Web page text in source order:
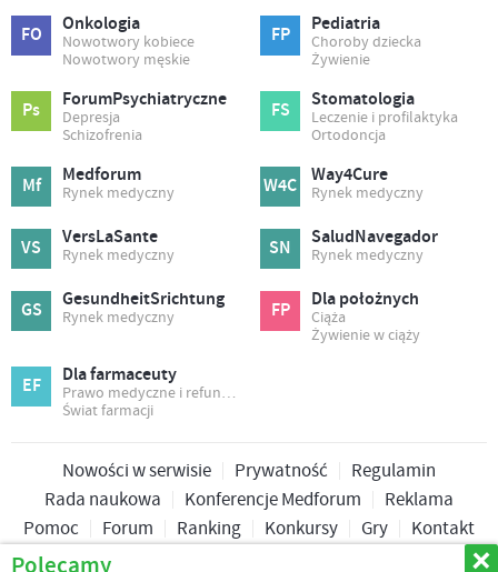
FO Onkologia
Nowotwory kobiece
Nowotwory męskie
FP Pediatria
Choroby dziecka
Żywienie
Ps ForumPsychiatryczne
Depresja
Schizofrenia
FS Stomatologia
Leczenie i profilaktyka
Ortodoncja
Mf Medforum
Rynek medyczny W4C Way4Cure
Rynek medyczny
VS VersLaSante
Rynek medyczny SN SaludNavegador
Rynek medyczny
GS GesundheitSrichtung
Rynek medyczny FP Dla położnych
Ciąża
Żywienie w ciąży
EF Dla farmaceuty
Prawo medyczne i refundacja
Świat farmacji
Nowości w serwisie Prywatność
Regulamin
Rada naukowa
Konferencje Medforum
Reklama
Pomoc
Forum Ranking Konkursy Gry Kontakt